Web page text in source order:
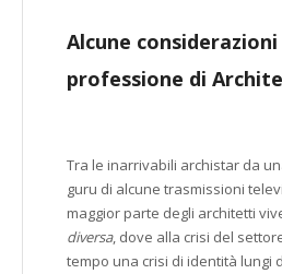
Alcune
professione di
Tra le inarrivabili archistar da
guru di alcune trasmissioni
maggior parte degli architetti
diversa, dove alla crisi del
tempo una crisi di identità lungi